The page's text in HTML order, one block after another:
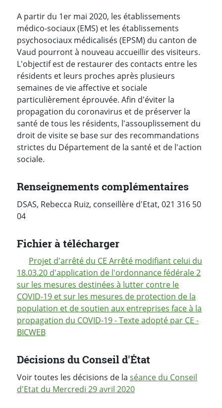
A partir du 1er mai 2020, les établissements
médico-sociaux (EMS) et les établissements
psychosociaux médicalisés (EPSM) du canton de
Vaud pourront à nouveau accueillir des visiteurs.
L'objectif est de restaurer des contacts entre les
résidents et leurs proches après plusieurs
semaines de vie affective et sociale
particulièrement éprouvée. Afin d'éviter la
propagation du coronavirus et de préserver la
santé de tous les résidents, l'assouplissement du
droit de visite se base sur des recommandations
strictes du Département de la santé et de l'action
sociale.
Renseignements complémentaires
DSAS, Rebecca Ruiz, conseillère d'Etat, 021 316 50
04
Fichier à télécharger
Projet d'arrêté du CE Arrêté modifiant celui du
18.03.20 d'application de l'ordonnance fédérale 2
sur les mesures destinées à lutter contre le
COVID-19 et sur les mesures de protection de la
population et de soutien aux entreprises face à la
propagation du COVID-19 - Texte adopté par CE -
BICWEB
Décisions du Conseil d'État
Voir toutes les décisions de la séance du Conseil
d'Etat du Mercredi 29 avril 2020